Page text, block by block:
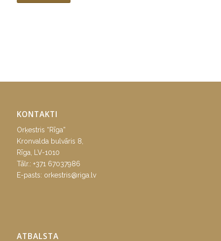
KONTAKTI
Orķestris “Rīga”
Kronvalda bulvāris 8,
Rīga, LV-1010
Tālr.: +371 67037986
E-pasts: orkestris@riga.lv
ATBALSTA